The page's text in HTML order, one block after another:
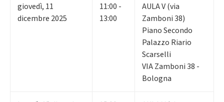
giovedì, 11
dicembre 2025
11:00 -
13:00
AULA V (via
Zamboni 38)
Piano Secondo
Palazzo Riario
Scarselli
VIA Zamboni 38 -
Bologna